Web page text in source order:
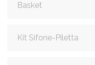
Basket
Kit Sifone-Piletta